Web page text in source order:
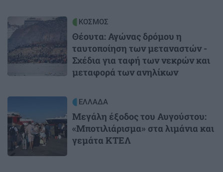
Image ΚΟΣΜΟΣ
Θέουτα: Αγώνας δρόμου η
ταυτοποίηση των μεταναστών -
Σχέδια για ταφή των νεκρών και
μεταφορά των ανηλίκων
ΕΛΛΑΔΑ
Μεγάλη έξοδος του Αυγούστου:
«Μποτιλιάρισμα» στα λιμάνια και
γεμάτα ΚΤΕΛ